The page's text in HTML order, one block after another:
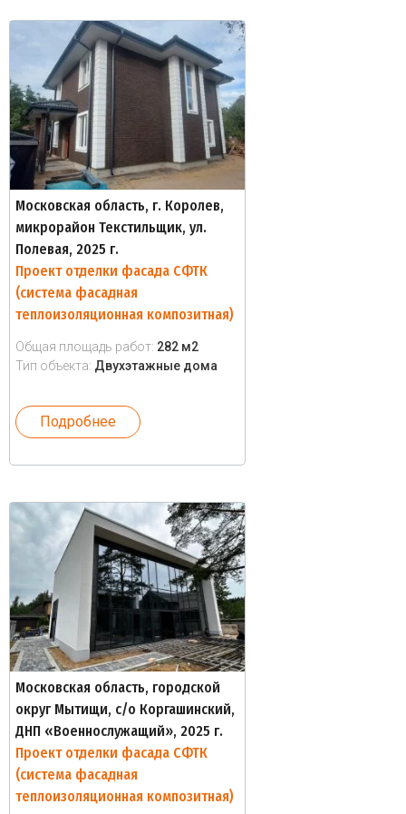
Московская область, г. Королев,
микрорайон Текстильщик, ул.
Полевая, 2025 г.
Проект отделки фасада СФТК
(система фасадная
теплоизоляционная композитная)
Общая площадь работ: 282 м2
Тип объекта: Двухэтажные дома
Подробнее
Московская область, городской
округ Мытищи, с/о Коргашинский,
ДНП «Военнослужащий», 2025 г.
Проект отделки фасада СФТК
(система фасадная
теплоизоляционная композитная)